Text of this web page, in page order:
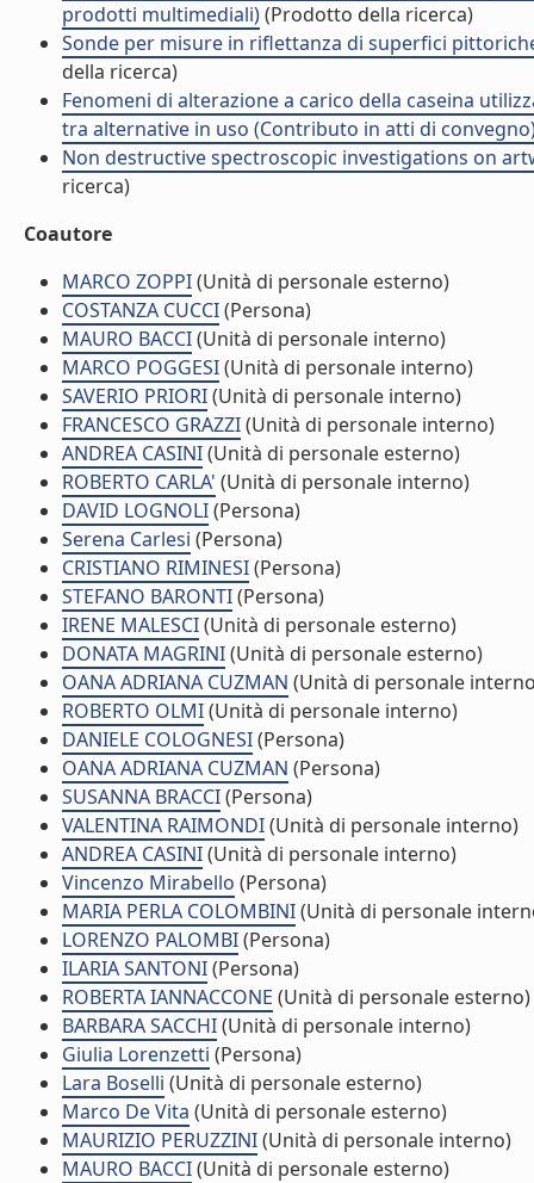
prodotti multimediali)(Prodotto della ricerca)
Sonde per misure in riflettanza di superfici
della ricerca)
Fenomeni di alterazione a carico della caseina
tra alternative in uso (Contributo in atti di
Non destructive spectroscopic investigations on
ricerca)
Coautore
MARCO ZOPPI(Unità di personale esterno)
COSTANZA CUCCI(Persona)
MAURO BACCI(Unità di personale interno)
MARCO POGGESI(Unità di personale interno)
SAVERIO PRIORI(Unità di personale interno)
FRANCESCO GRAZZI(Unità di personale interno)
ANDREA CASINI(Unità di personale esterno)
ROBERTO CARLA' (Unità di personale interno)
DAVID LOGNOLI(Persona)
Serena Carlesi (Persona)
CRISTIANO RIMINESI(Persona)
STEFANO BARONTI(Persona)
IRENE MALESCI(Unità di personale esterno)
DONATA MAGRINI(Unità di personale esterno)
OANA ADRIANA CUZMAN (Unità di personale
ROBERTO OLMI(Unità di personale interno)
DANIELE COLOGNESI(Persona)
OANA ADRIANA CUZMAN (Persona)
SUSANNA BRACCI(Persona)
VALENTINA RAIMONDI(Unità di personale interno)
ANDREA CASINI(Unità di personale interno)
Vincenzo Mirabello (Persona)
MARIA PERLA COLOMBINI(Unità di personale
LORENZO PALOMBI(Persona)
ILARIA SANTONI(Persona)
ROBERTA IANNACCONE (Unità di personale esterno)
BARBARA SACCHI(Unità di personale interno)
Giulia Lorenzetti (Persona)
Lara Boselli (Unità di personale esterno)
Marco De Vita (Unità di personale esterno)
MAURIZIO PERUZZINI(Unità di personale interno)
MAURO BACCI(Unità di personale esterno)